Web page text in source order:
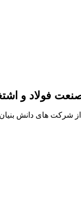
فولاد و
های دانش بنیان